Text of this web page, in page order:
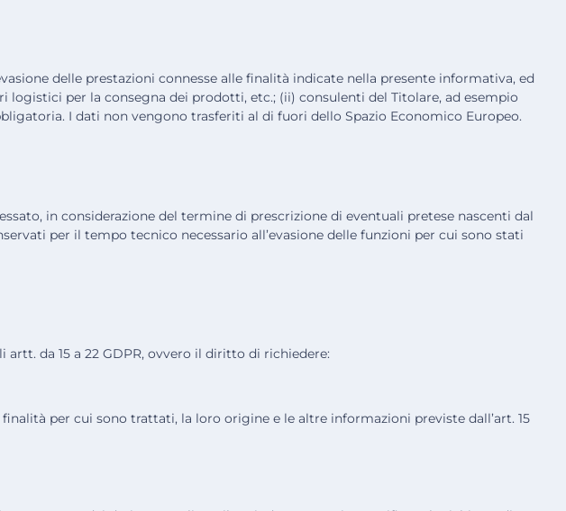
delle prestazioni connesse alle finalità indicate nella presente informativa, ed
per la consegna dei prodotti, etc.; (ii) consulenti del Titolare, ad esempio
I dati non vengono trasferiti al di fuori dello Spazio Economico Europeo.
in considerazione del termine di prescrizione di eventuali pretese nascenti dal
per il tempo tecnico necessario all’evasione delle funzioni per cui sono stati
da 15 a 22 GDPR, ovvero il diritto di richiedere:
per cui sono trattati, la loro origine e le altre informazioni previste dall’art. 15